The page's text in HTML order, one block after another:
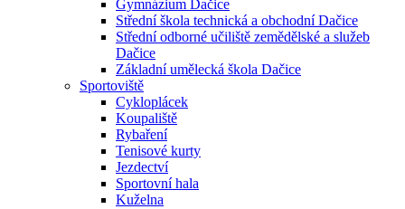
Gymnázium Dačice
Střední škola technická a obchodní Dačice
Střední odborné učiliště zemědělské a služeb
Dačice
Základní umělecká škola Dačice
Sportoviště
Cykloplácek
Koupaliště
Rybaření
Tenisové kurty
Jezdectví
Sportovní hala
Kuželna